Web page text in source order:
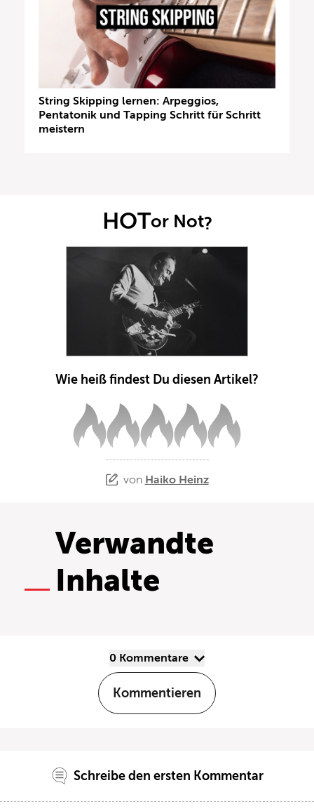
String Skipping lernen: Arpeggios,
Pentatonik und Tapping Schritt für Schritt
meistern
HOTor Not?
Wie heiß findest Du diesen Artikel?
von Haiko Heinz
Verwandte
Inhalte
0 Kommentare
Kommentieren
Schreibe den ersten Kommentar